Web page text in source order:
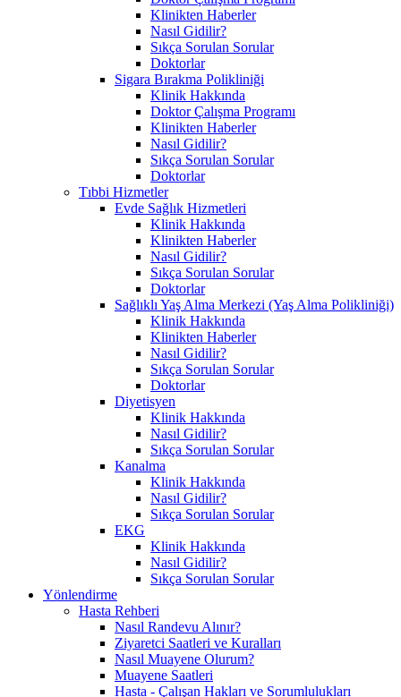
Klinikten Haberler
Nasıl Gidilir?
Sıkça Sorulan Sorular
Doktorlar
Sigara Bırakma Polikliniği
Klinik Hakkında
Doktor Çalışma Programı
Klinikten Haberler
Nasıl Gidilir?
Sıkça Sorulan Sorular
Doktorlar
Tıbbi Hizmetler
Evde Sağlık Hizmetleri
Klinik Hakkında
Klinikten Haberler
Nasıl Gidilir?
Sıkça Sorulan Sorular
Doktorlar
Sağlıklı Yaş Alma Merkezi (Yaş Alma Polikliniği)
Klinik Hakkında
Klinikten Haberler
Nasıl Gidilir?
Sıkça Sorulan Sorular
Doktorlar
Diyetisyen
Klinik Hakkında
Nasıl Gidilir?
Sıkça Sorulan Sorular
Kanalma
Klinik Hakkında
Nasıl Gidilir?
Sıkça Sorulan Sorular
EKG
Klinik Hakkında
Nasıl Gidilir?
Sıkça Sorulan Sorular
Yönlendirme
Hasta Rehberi
Nasıl Randevu Alınır?
Ziyaretci Saatleri ve Kuralları
Nasıl Muayene Olurum?
Muayene Saatleri
Hasta - Çalışan Hakları ve Sorumlulukları